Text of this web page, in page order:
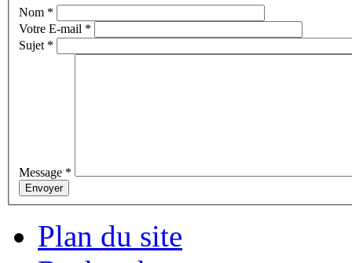
Nom *
Votre E-mail *
Sujet *
Message *
Envoyer
Plan du site